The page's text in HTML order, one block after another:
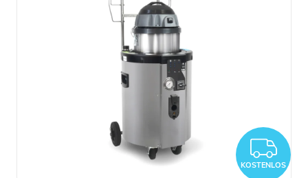
KOSTENLOS